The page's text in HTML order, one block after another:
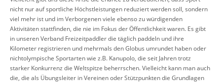
nicht nur auf sportliche Höchstleistungen reduziert werden soll, sondern
viel mehr ist und im Verborgenen viele ebenso zu würdigenden
Aktivitäten stattfinden, die nie im Fokus der Öffentlichkeit waren. Es gibt
in unseren Verband Freizeitpaddler die täglich paddeln und ihre
Kilometer registrieren und mehrmals den Globus umrundet haben oder
nichtolympische Sportarten wie z.B. Kanupolo, die seit Jahren trotz
starker Konkurrenz die Weltspitze beherrschen. Vielleicht kann man auch
die, die als Übungsleiter in Vereinen oder Stützpunkten die Grundlagen